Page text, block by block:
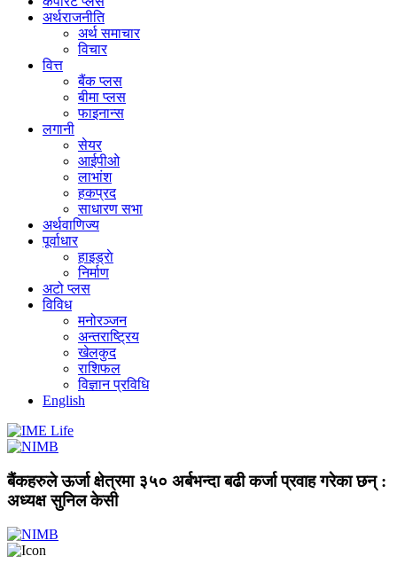
अर्थराजनीति
अर्थ समाचार
विचार
वित्त
बैंक प्लस
बीमा प्लस
फाइनान्स
लगानी
सेयर
आईपीओ
लाभांश
हकप्रद
साधारण सभा
अर्थवाणिज्य
पूर्वाधार
हाइड्राे
निर्माण
अटो प्लस
विविध
मनोरञ्जन
अन्तराष्ट्रिय
खेलकुद
राशिफल
विज्ञान प्रविधि
English
बैंकहरुले ऊर्जा क्षेत्रमा ३५० अर्बभन्दा बढी कर्जा प्रवाह गरेका छन् :
अध्यक्ष सुनिल केसी